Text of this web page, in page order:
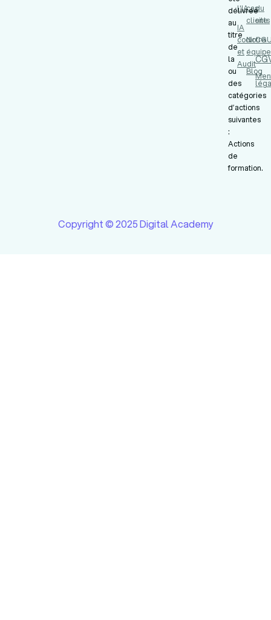
l'IA
IA
codir
et
Audit
cas
clients
Notre
équipe
Blog
du
site
délivrée
au
titre
de
la
ou
des
catégories
d’actions
suivantes
:
Actions
de
formation.
Copyright © 2025 Digital Academy